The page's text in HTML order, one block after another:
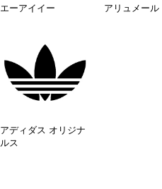
エーアイイー アリュメール
アディダス オリジナ
ルス